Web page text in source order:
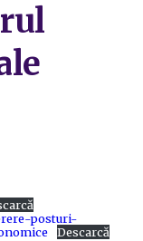
posturi-
Descarcă